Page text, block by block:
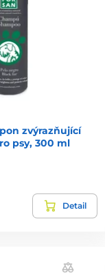
zvýrazňující
psy, 300 ml
Detail